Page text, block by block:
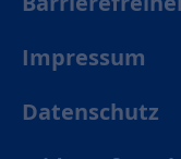
Impressum
Datenschutz